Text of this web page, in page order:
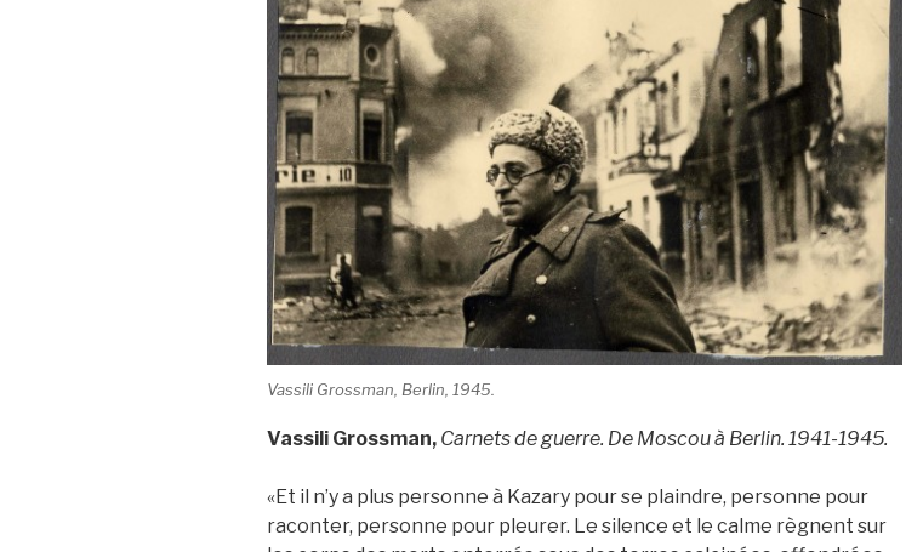
Vassili Grossman, Berlin, 1945.
Vassili Grossman, Carnets de guerre. De Moscou à Berlin. 1941-1945.
«Et il n’y a plus personne à Kazary pour se plaindre, personne pour
raconter, personne pour pleurer. Le silence et le calme règnent sur